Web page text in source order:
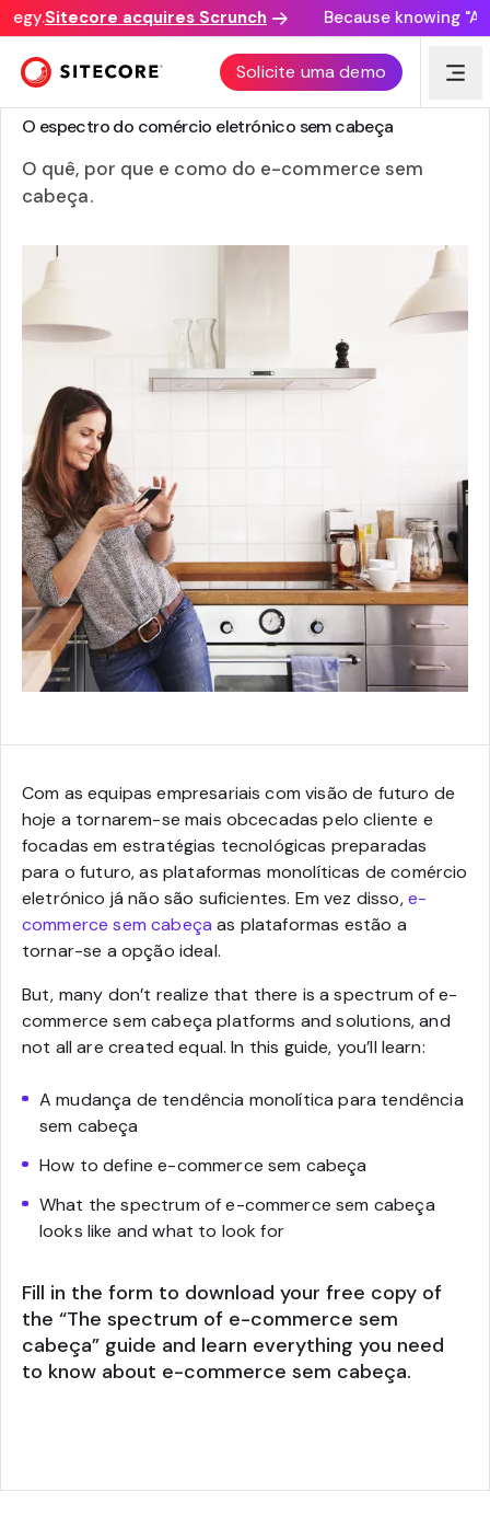
Sitecore acquires Scrunch Because knowing
Solicite uma demo
GUIA
O espectro do comércio eletrónico sem cabeça
O quê, por que e como do e-commerce sem
cabeça.
Com as equipas empresariais com visão de futuro de
hoje a tornarem-se mais obcecadas pelo cliente e
focadas em estratégias tecnológicas preparadas
para o futuro, as plataformas monolíticas de comércio
eletrónico já não são suficientes. Em vez disso,e-
commerce sem cabeça as plataformas estão a
tornar-se a opção ideal.
But, many don’t realize that there is a spectrum of e-
commerce sem cabeça platforms and solutions, and
not all are created equal. In this guide, you’ll learn:
A mudança de tendência monolítica para tendência
sem cabeça
How to define e-commerce sem cabeça
What the spectrum of e-commerce sem cabeça
looks like and what to look for
Fill in the form to download your free copy of
the “The spectrum of e-commerce sem
cabeça” guide and learn everything you need
to know about e-commerce sem cabeça.